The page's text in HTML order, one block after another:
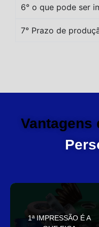
6° o que pode ser
7° Prazo de
Vantagens
1ª IMPRESSÃO É A
Sua embalagem fala por
você